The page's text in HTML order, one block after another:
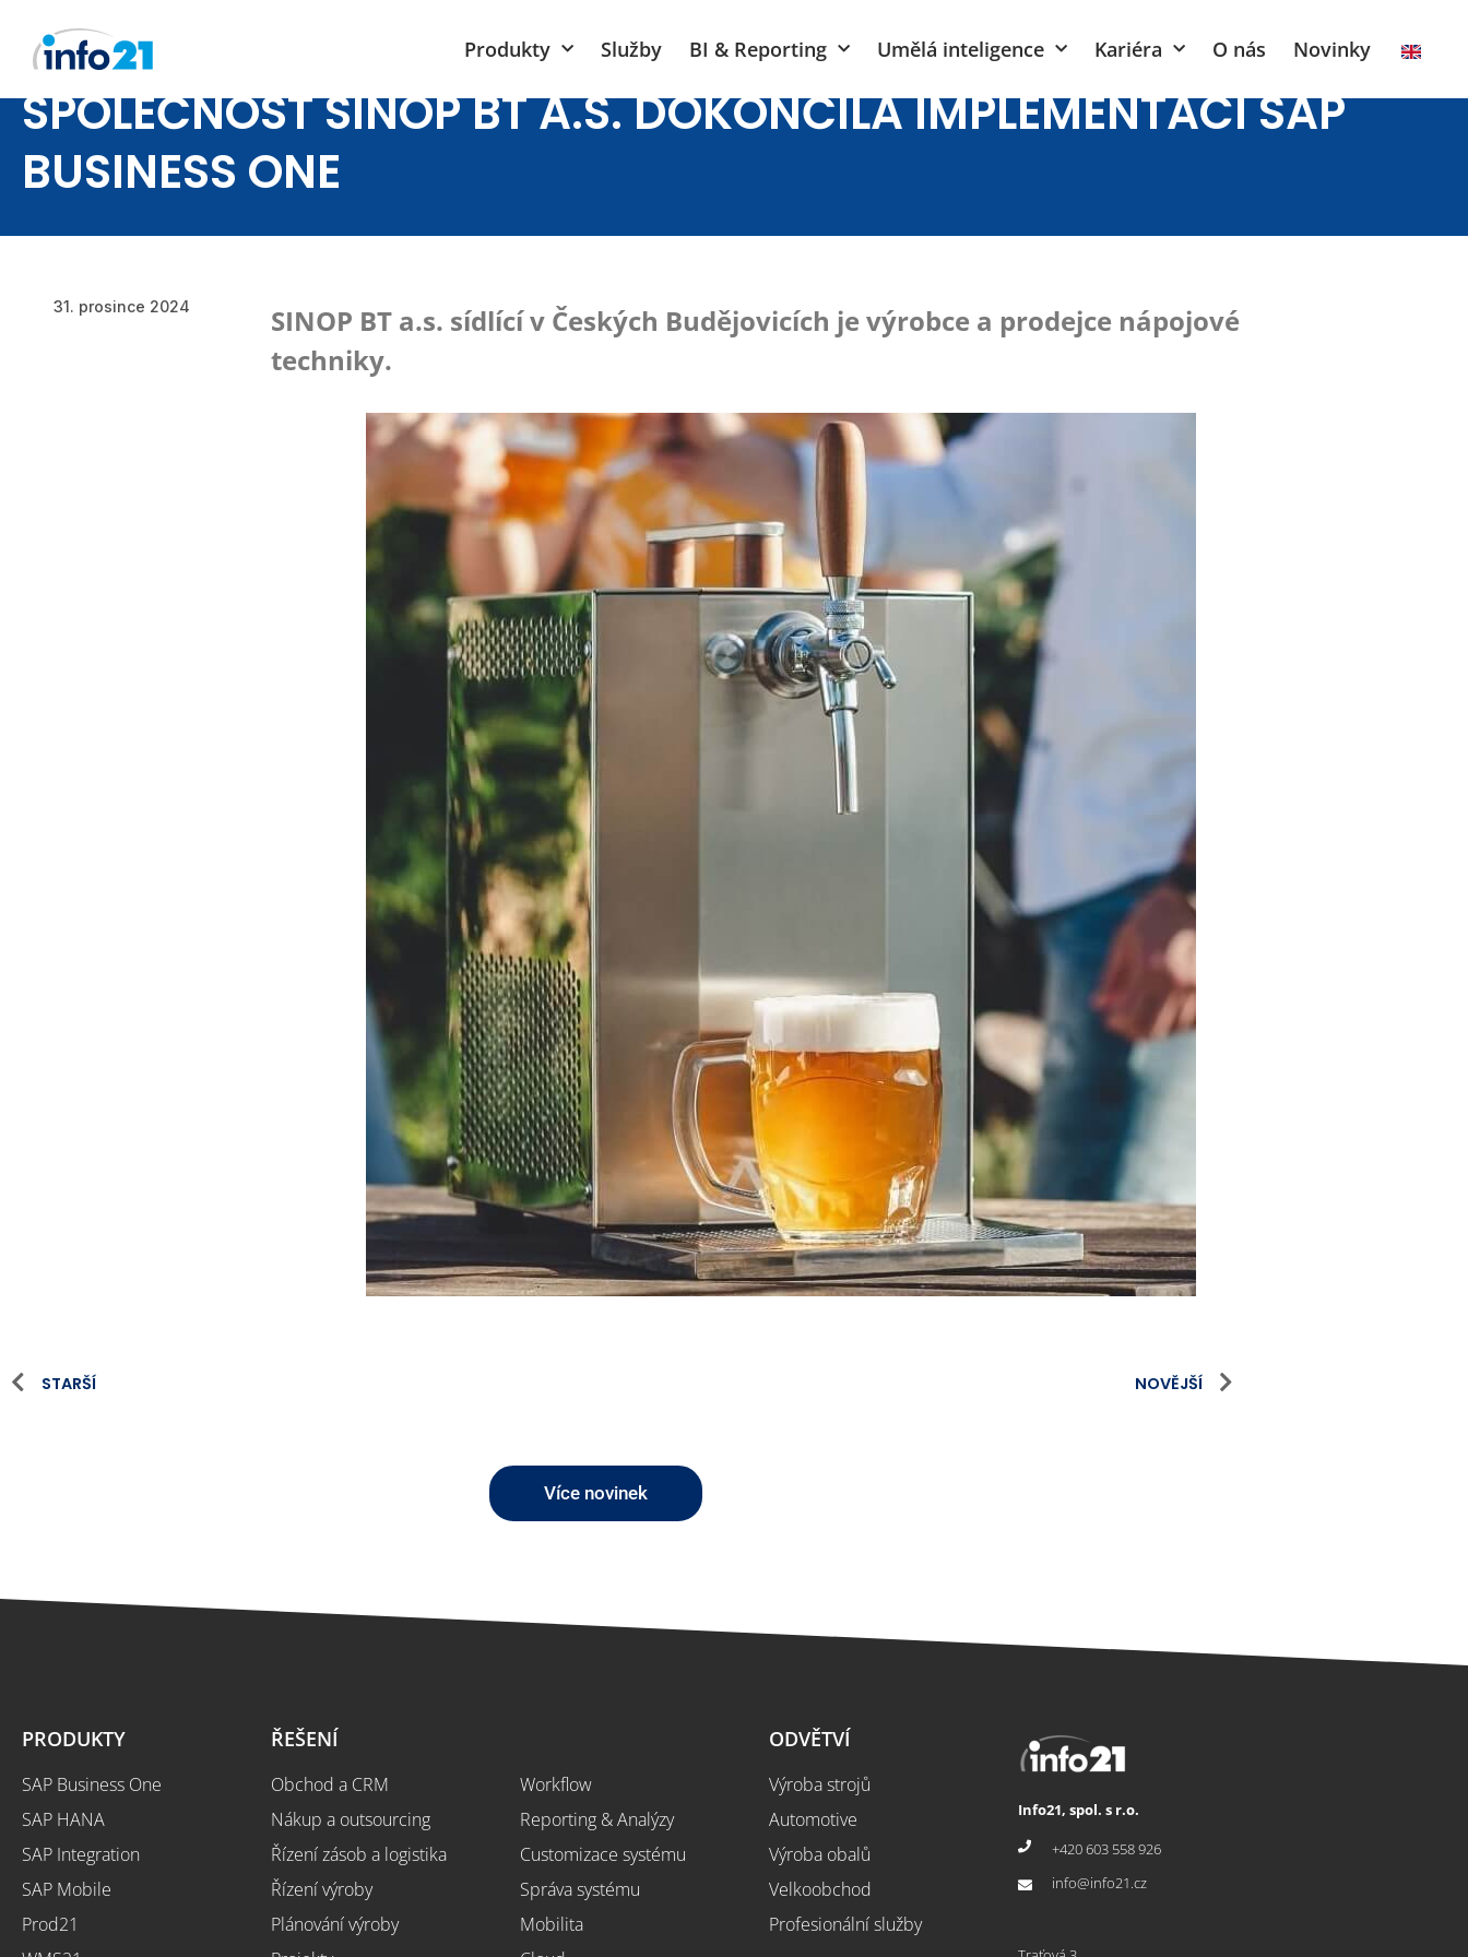
Přeskočit
na
obsah
Produkty Služby BI & Reporting Umělá inteligence Kariéra O nás Novinky
SPOLEČNOST SINOP BT A.S. DOKONČILA IMPLEMENTACI SAP
BUSINESS ONE
31. prosince 2024
SINOP BT a.s. sídlící v Českých Budějovicích je výrobce a prodejce nápojové
techniky.
STARŠÍ NOVĚJŠÍ
Více novinek
PRODUKTY
SAP Business One
SAP HANA
SAP Integration
SAP Mobile
Prod21
ŘEŠENÍ
Obchod a CRM
Nákup a outsourcing
Řízení zásob a logistika
Řízení výroby
Plánování výroby
Workflow
Reporting & Analýzy
Customizace systému
Správa systému
Mobilita
ODVĚTVÍ
Výroba strojů
Automotive
Výroba obalů
Velkoobchod
Profesionální služby
Info21, spol. s r.o.
+420 603 558 926
info@info21.cz